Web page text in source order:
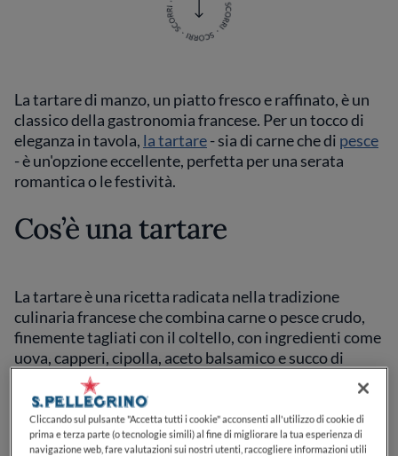
La tartare di manzo, un piatto fresco e raffinato, è un
classico della gastronomia francese. Per un tocco di
eleganza in tavola, la tartare- sia di carne che di pesce
- è un'opzione eccellente, perfetta per una serata
romantica o le festività.
Cos’è una tartare
La tartare è una ricetta radicata nella tradizione
culinaria francese che combina carne o pesce crudo,
finemente tagliati con il coltello, con ingredienti come
uova, capperi, cipolla, aceto balsamico e succo di
limone, che ne esaltano i sapori delicati e freschi.
Tipicamente, la versione classica della tartare viene
servita con un tuorlo d'uovo, rigorosamente crudo,
sgusciato direttamente sulla tartare.
Cliccando sul pulsante "Accetta tutti i cookie" acconsenti all'utilizzo di cookie di
prima e terza parte (o tecnologie simili) al fine di migliorare la tua esperienza di
navigazione web, fare valutazioni sui nostri utenti, raccogliere informazioni utili